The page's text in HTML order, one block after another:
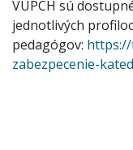
VUPCH sú
jednotlivých
pedagógov:
zabezpecenie-